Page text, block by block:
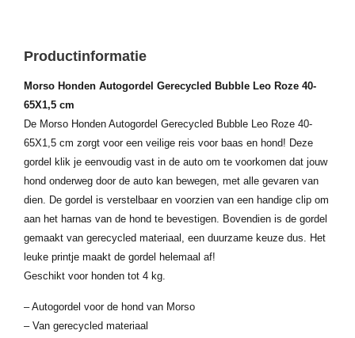
Productinformatie
Morso Honden Autogordel Gerecycled Bubble Leo Roze 40-
65X1,5 cm
De Morso Honden Autogordel Gerecycled Bubble Leo Roze 40-
65X1,5 cm zorgt voor een veilige reis voor baas en hond! Deze
gordel klik je eenvoudig vast in de auto om te voorkomen dat jouw
hond onderweg door de auto kan bewegen, met alle gevaren van
dien. De gordel is verstelbaar en voorzien van een handige clip om
aan het harnas van de hond te bevestigen. Bovendien is de gordel
gemaakt van gerecycled materiaal, een duurzame keuze dus. Het
leuke printje maakt de gordel helemaal af!
Geschikt voor honden tot 4 kg.
– Autogordel voor de hond van Morso
– Van gerecycled materiaal